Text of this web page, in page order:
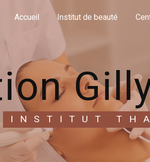
Accueil Institut de beauté
INSTITUT